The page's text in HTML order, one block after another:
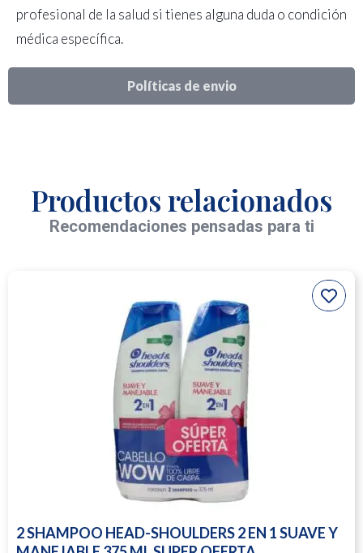
Políticas de envio
profesional de la salud si tienes alguna duda o condición
médica específica.
Productos relacionados
Recomendaciones pensadas para ti
2 SHAMPOO HEAD-SHOULDERS 2 EN 1 SUAVE Y